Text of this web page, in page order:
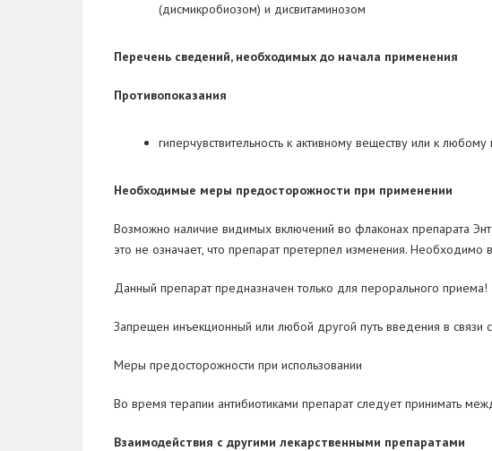
(дисмикробиозом) и дисвитаминозом
Перечень сведений, необходимых до начала применения
Противопоказания
гиперчувствительность к активному веществу или к
Необходимые меры предосторожности при применении
Возможно наличие видимых включений во флаконах препарата
это не означает, что препарат претерпел изменения.
Данный препарат предназначен только для перорального приема!
Запрещен инъекционный или любой другой путь введения в связи
Меры предосторожности при использовании
Во время терапии антибиотиками препарат следует принимать
Взаимодействия с другими лекарственными препаратами